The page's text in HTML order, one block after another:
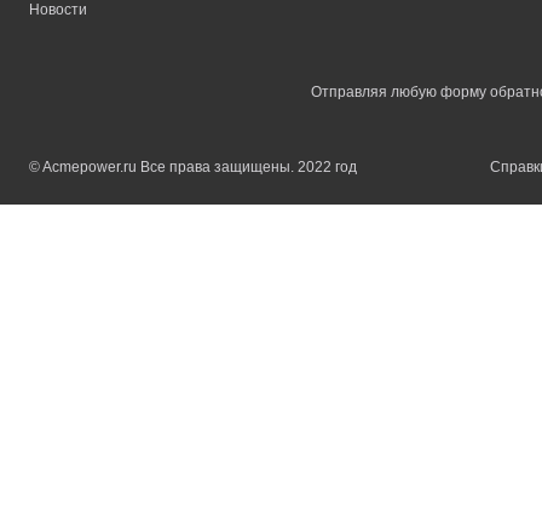
Новости
Отправляя любую форму
© Acmepower.ru Все права защищены. 2022 год